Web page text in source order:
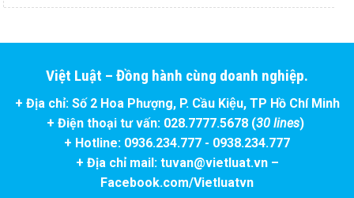
Việt Luật – Đồng hành cùng doanh nghiệp.
+ Địa chỉ: Số 2 Hoa Phượng, P. Cầu Kiệu, TP Hồ Chí Minh
+ Điện thoại tư vấn: 028.7777.5678 (30 lines)
+ Hotline: 0936.234.777 - 0938.234.777
+ Địa chỉ mail: tuvan@vietluat.vn –
Facebook.com/Vietluatvn